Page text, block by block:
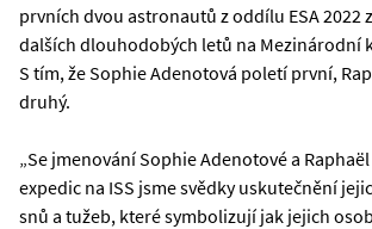
prvních dvou astronautů z oddílu ESA 2022
dalších dlouhodobých letů na Mezinárodní
S tím, že Sophie Adenotová poletí první,
druhý.
„Se jmenování Sophie Adenotové a
expedic na ISS jsme svědky uskutečnění
snů a tužeb, které symbolizují jak jejich